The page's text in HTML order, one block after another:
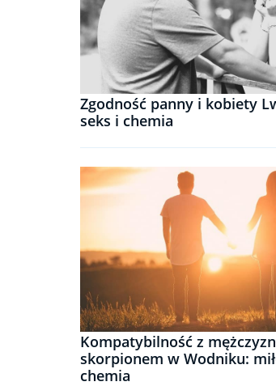
Zgodność panny i kobiety
seks i chemia
Kompatybilność z
skorpionem w Wodniku:
chemia